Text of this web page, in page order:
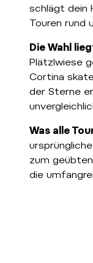
schlägt dein
Touren rund
Die Wahl
Plätzlwiese
Cortina
der Sterne
Was alle
zum
die